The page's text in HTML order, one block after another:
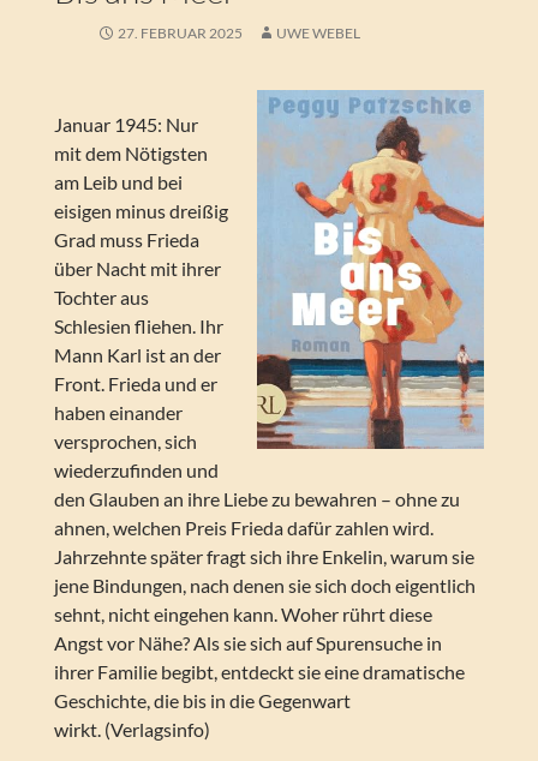
27. FEBRUAR 2025 UWE WEBEL
Januar 1945: Nur
mit dem Nötigsten
am Leib und bei
eisigen minus dreißig
Grad muss Frieda
über Nacht mit ihrer
Tochter aus
Schlesien fliehen. Ihr
Mann Karl ist an der
Front. Frieda und er
haben einander
versprochen, sich
wiederzufinden und
den Glauben an ihre Liebe zu bewahren – ohne zu
ahnen, welchen Preis Frieda dafür zahlen wird.
Jahrzehnte später fragt sich ihre Enkelin, warum sie
jene Bindungen, nach denen sie sich doch eigentlich
sehnt, nicht eingehen kann. Woher rührt diese
Angst vor Nähe? Als sie sich auf Spurensuche in
ihrer Familie begibt, entdeckt sie eine dramatische
Geschichte, die bis in die Gegenwart
wirkt. (Verlagsinfo)